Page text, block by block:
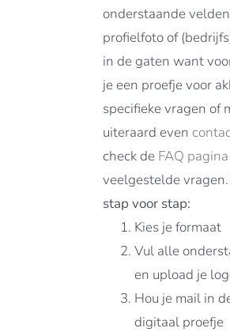
onderstaande
profielfoto of
in de gaten want
je een proefje voor
specifieke vragen of
uiteraard even
check de FAQ pagina
veelgestelde vragen.
stap voor stap:
Kies je formaat
Vul alle
en upload je
Hou je mail in
digitaal proefje